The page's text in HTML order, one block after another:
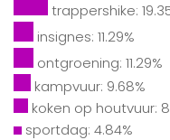
trappershike:
insignes: 11.29%
ontgroening: 11.29%
kampvuur: 9.68%
koken op houtvuur:
sportdag: 4.84%